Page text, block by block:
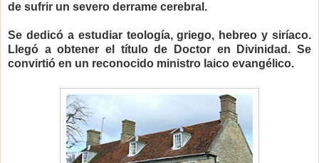
de sufrir un severo derrame cerebral.
Se dedicó a estudiar teología, griego, hebreo y siríaco.
Llegó a obtener el título de Doctor en Divinidad. Se
convirtió en un reconocido ministro laico evangélico.